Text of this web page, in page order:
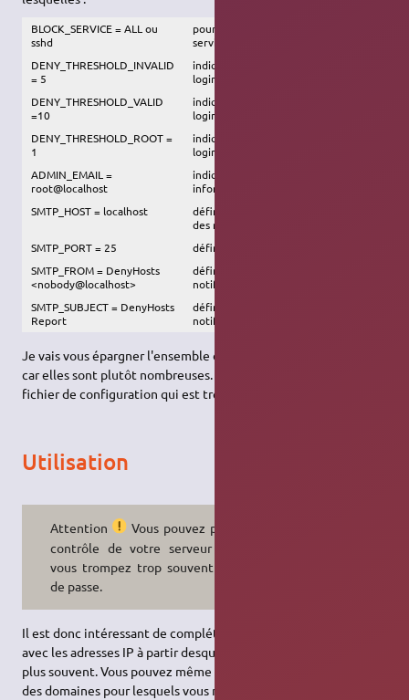
BLOCK_SERVICE = ALL ou
sshd
pour bloquer l'accès à tous les
services ou seulement à ssh
DENY_THRESHOLD_INVALID
= 5
indiquer le nombre d'échec avec un
login invalide avant blocage
DENY_THRESHOLD_VALID
=10
indiquer le nombre d'échec avec un
login valide avant blocage
DENY_THRESHOLD_ROOT =
1
indiquer le nombre d'échec avec le
login root avant blocage
ADMIN_EMAIL =
root@localhost
indiqué l'adresse mail qui sera
informé à chaque blocage d'une IP
SMTP_HOST = localhost
définir le relay SMTP pour l'envoi
des mails de notification
SMTP_PORT = 25
définir le port SMTP
SMTP_FROM = DenyHosts
<nobody@localhost>
définir le nom de l'expéditeur de la
notification
SMTP_SUBJECT = DenyHosts
Report
définir le sujet du mail de
notification
Je vais vous épargner l'ensemble des variables de configuration
car elles sont plutôt nombreuses. Ils vous suffit d'aller voir le
fichier de configuration qui est très bien commenté.
Utilisation
Attention
Vous pouvez perdre le
contrôle de votre serveur si vous
vous trompez trop souvent de mot
de passe.
Il est donc intéressant de compléter le fichier
avec les adresses IP à partir desquelles vous vous connectez le
plus souvent. Vous pouvez même définir des plage d'adresse ou
des domaines pour lesquels vous ne serez jamais bloqué même